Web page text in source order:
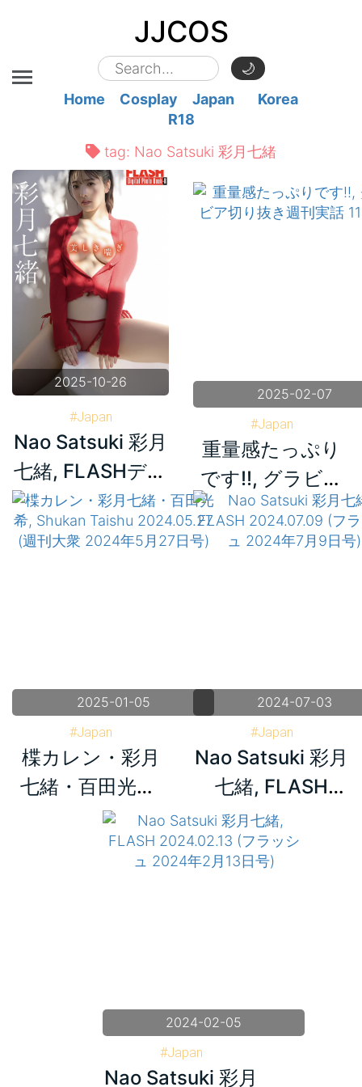
JJCOS
🌙
Home
Cosplay Japan
Korea
R18
tag: Nao Satsuki 彩月七緒
2025-10-26
#Japan
#Nao Satsuki 彩月七緒
#FLASHデジタル写真集
Nao Satsuki 彩月
七緒, FLASHデジ
タル写真集R 美し
き喘ぎ
2025-02-07
#Japan
#Shukan Jitsuwa 週刊実話
#Yu Tano 田野憂
#Miharu Usa 羽咲みはる
#Nao Satsuki 彩月七緒
#Yuria Yoshine 吉根ゆりあ
重量感たっぷり
です!!, グラビア
切り抜き週刊実話
11月号
2025-01-05
#Japan
#Shukan Taishu (週刊大衆)
#Karen Yuzuriha 楪カレン
#Nao Satsuki 彩月七緒
#Mitsuki Momota 百田光希
楪カレン・彩月
七緒・百田光希,
Shukan Taishu
2024.05.27 (週
刊大衆 2024年5
2024-07-03
#Japan
#Nao Satsuki 彩月七緒
#FLASH フラッシュ
Nao Satsuki 彩月
七緒, FLASH
2024.07.09 (フ
ラッシュ 2024年
7月9日号)
2024-02-05
#Japan
#Nao Satsuki 彩月七緒
Nao Satsuki 彩月